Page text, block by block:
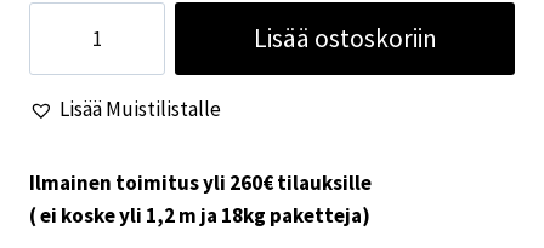
Ducato
2007-
ja
oik
Lisää ostoskoriin
Lisää Muistilistalle
Ilmainen toimitus yli 260€ tilauksille
( ei koske yli 1,2 m ja 18kg paketteja)